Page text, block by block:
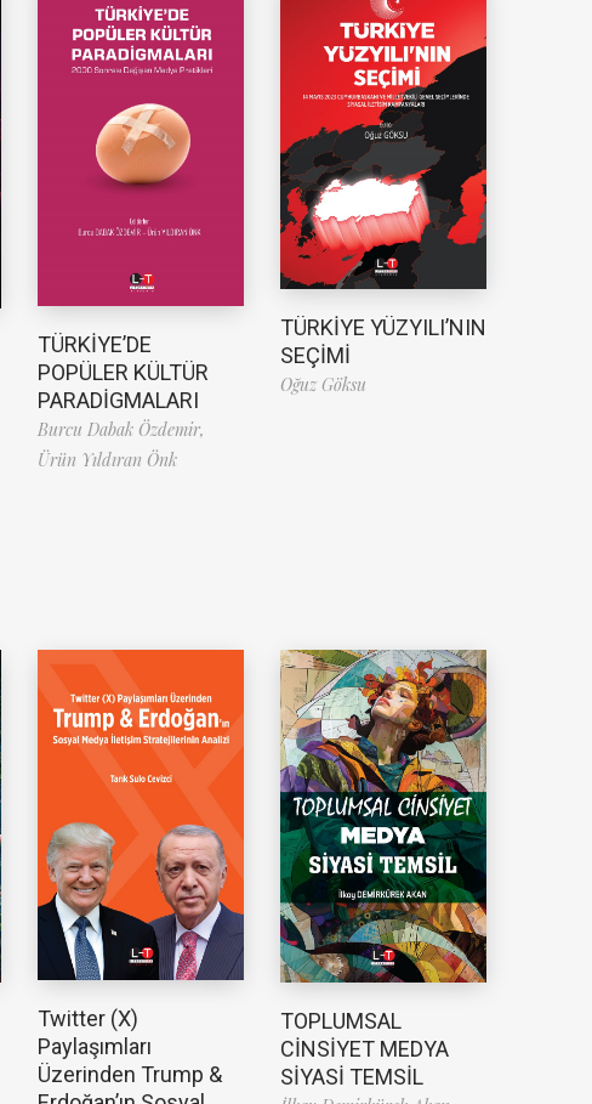
TÜRKİYE’DE
POPÜLER KÜLTÜR
PARADİGMALARI
Burcu Dabak Özdemir,
Ürün Yıldıran Önk
TÜRKİYE YÜZYILI’NIN
SEÇİMİ
Oğuz Göksu
Twitter (X)
Paylaşımları
Üzerinden Trump &
TOPLUMSAL
CİNSİYET MEDYA
SİYASİ TEMSİL